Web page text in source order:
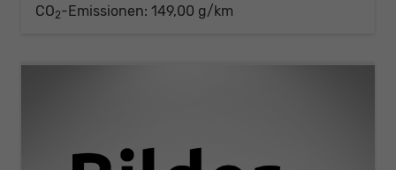
CO2-Emissionen: 149,00 g/km